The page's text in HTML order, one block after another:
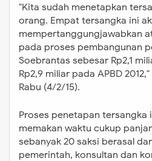
"Kita sudah menetapkan
orang. Empat tersangka ini
mempertanggungjawabkan
pada proses pembangunan
Soebrantas sebesar Rp2,1
Rp2,9 miliar pada APBD
Rabu (4/2/15).
Proses penetapan tersangka
memakan waktu cukup
sebanyak 20 saksi berasal
pemerintah, konsultan dan